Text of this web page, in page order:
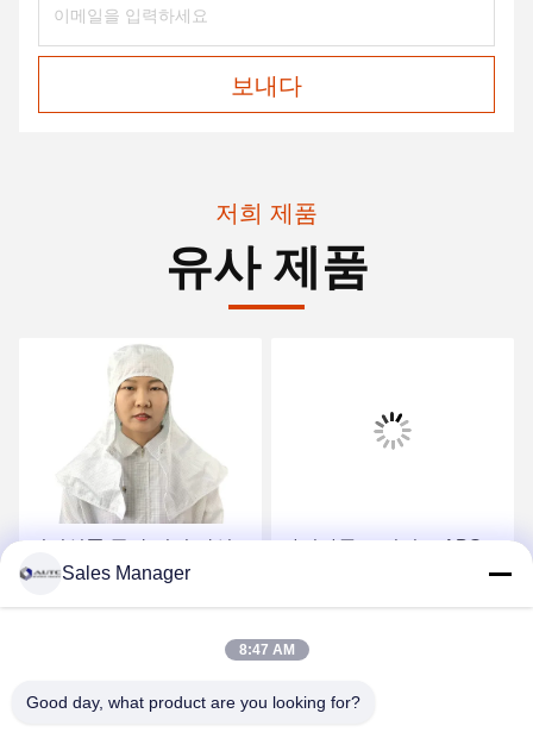
보내다
저희 제품
유사 제품
전기식품 공장 먼지 막성
폴리에스터 소매 OEM 서
비스 청정실 산업
최상의 가격을 얻으세요
다이아몬드 시리즈 ABS
점 직물 부착
최상의 가격을 얻으세요
Sales Manager
8:47 AM
Good day, what product are you looking for?